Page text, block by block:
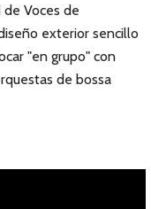
Voces de
exterior sencillo
"en grupo" con
de bossa